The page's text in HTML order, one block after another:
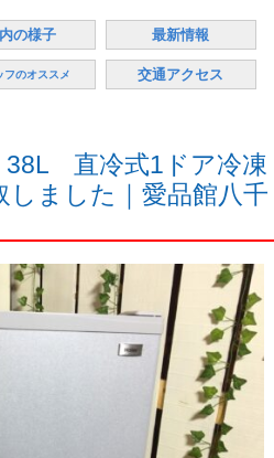
の様子 最新情報
フのオススメ 交通アクセス
38L 直冷式1ドア冷凍
しました｜愛品館八千